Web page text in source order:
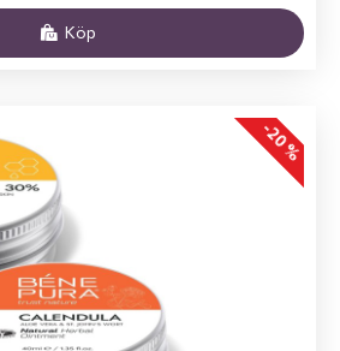
Köp
-20 %